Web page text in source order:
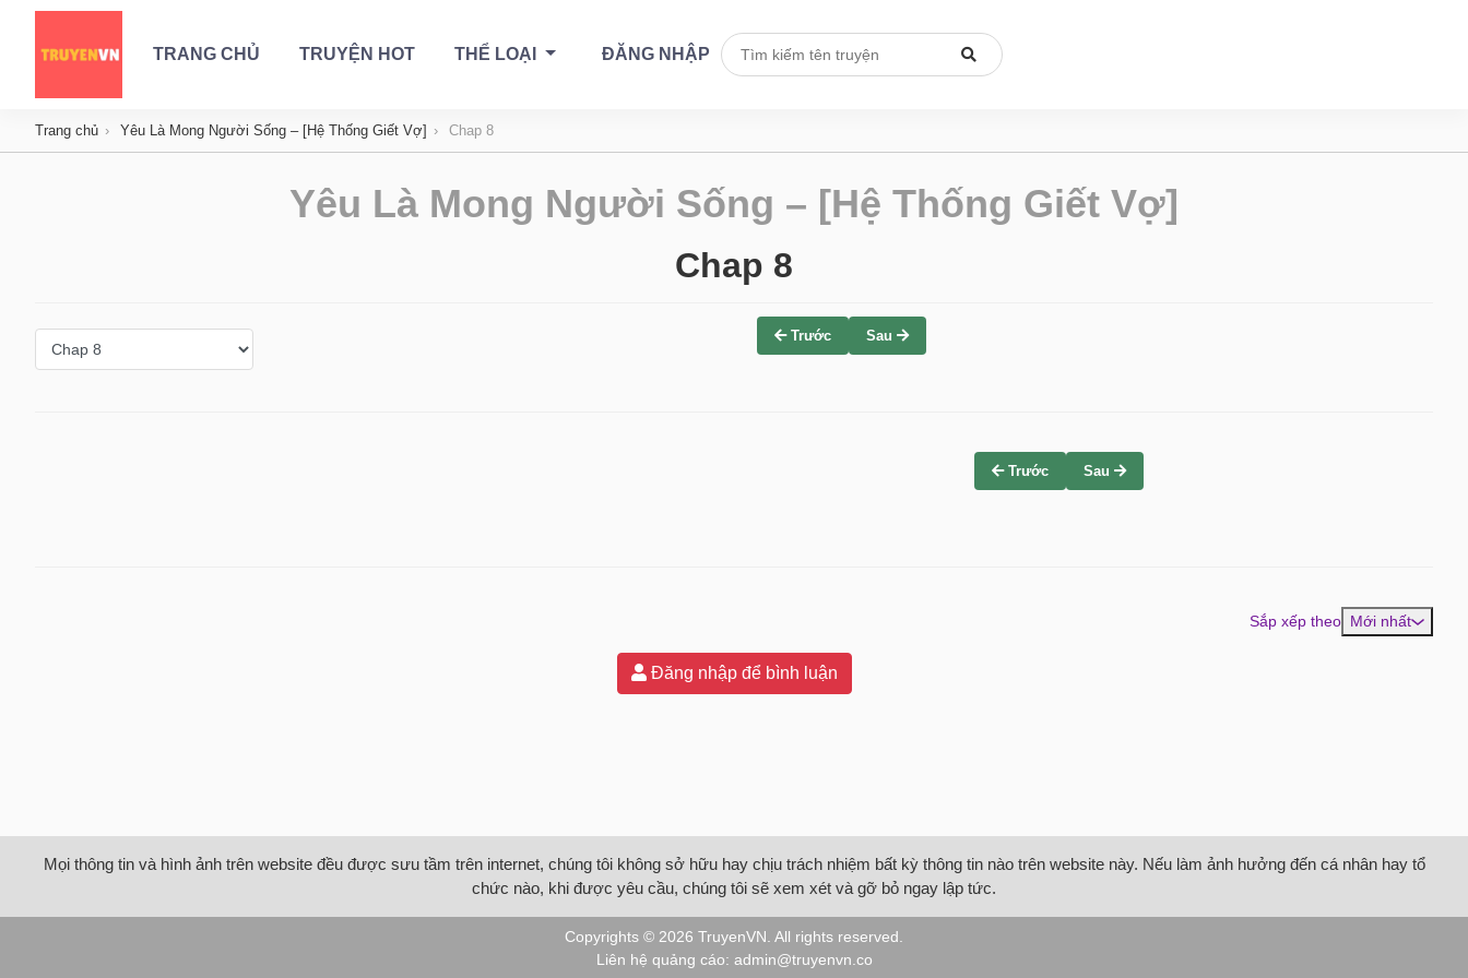
TRANG CHỦ TRUYỆN HOT THỂ LOẠI ĐĂNG NHẬP
Trang chủ Yêu Là Mong Người Sống – [Hệ Thống Giết Vợ] Chap 8
Yêu Là Mong Người Sống – [Hệ Thống Giết Vợ]
Chap 8
Trước Sau
Trước Sau
Sắp xếp theo Mới nhất
Đăng nhập để bình luận
Mọi thông tin và hình ảnh trên website đều được sưu tầm trên internet, chúng tôi không sở hữu hay chịu trách nhiệm bất kỳ thông tin nào trên website này. Nếu làm ảnh hưởng đến cá nhân hay tổ
chức nào, khi được yêu cầu, chúng tôi sẽ xem xét và gỡ bỏ ngay lập tức.
Copyrights © 2026 TruyenVN . All rights reserved.
Liên hệ quảng cáo: admin@truyenvn.co